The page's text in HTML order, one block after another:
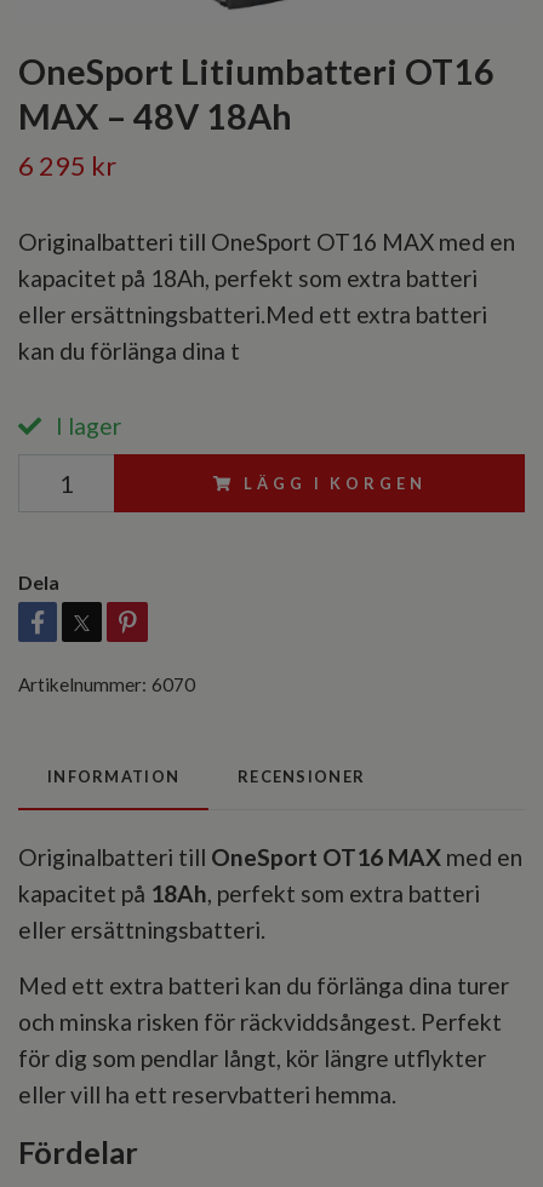
OneSport Litiumbatteri OT16
MAX – 48V 18Ah
6 295 kr
Originalbatteri till OneSport OT16 MAX med en
kapacitet på 18Ah, perfekt som extra batteri
eller ersättningsbatteri.Med ett extra batteri
kan du förlänga dina t
I lager
LÄGG I KORGEN
Dela
Artikelnummer: 6070
INFORMATION RECENSIONER
Originalbatteri till OneSport OT16 MAX med en
kapacitet på 18Ah, perfekt som extra batteri
eller ersättningsbatteri.
Med ett extra batteri kan du förlänga dina turer
och minska risken för räckviddsångest. Perfekt
för dig som pendlar långt, kör längre utflykter
eller vill ha ett reservbatteri hemma.
Fördelar